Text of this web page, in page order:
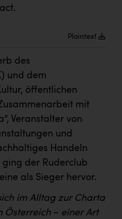
Plaintext
des
und dem
öffentlichen
mit
Veranstalter von
und
Handeln
ging der Ruderclub
als Sieger hervor.
im Alltag zur Charta
Österreich – einer Art